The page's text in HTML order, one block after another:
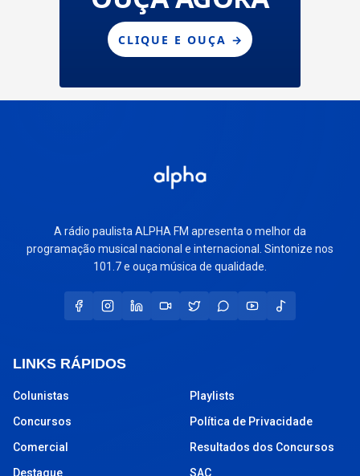
A rádio paulista ALPHA FM apresenta o melhor da
programação musical nacional e internacional. Sintonize nos
101.7 e ouça música de qualidade.
LINKS RÁPIDOS
Colunistas
Concursos
Comercial
Destaque
Playlists
Política de Privacidade
Resultados dos Concursos
SAC